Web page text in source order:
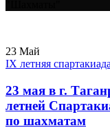
23 Май
IX летняя
23 мая в г.
летней
по шахматам